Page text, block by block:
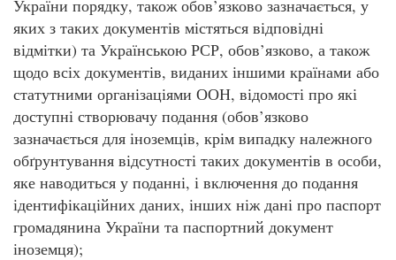
України порядку, також обов’язково зазначається, у
яких з таких документів містяться відповідні
відмітки) та Українською РСР, обов’язково, а також
щодо всіх документів, виданих іншими країнами або
статутними організаціями ООН, відомості про які
доступні створювачу подання (обов’язково
зазначається для іноземців, крім випадку належного
обґрунтування відсутності таких документів в особи,
яке наводиться у поданні, і включення до подання
ідентифікаційних даних, інших ніж дані про паспорт
громадянина України та паспортний документ
іноземця);